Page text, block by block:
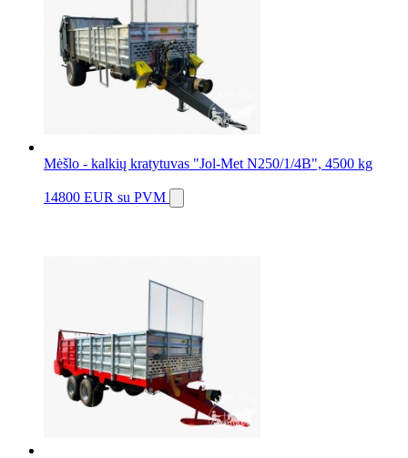
Mėšlo - kalkių kratytuvas "Jol-Met N250/1/4B", 4500 kg
14800 EUR su PVM